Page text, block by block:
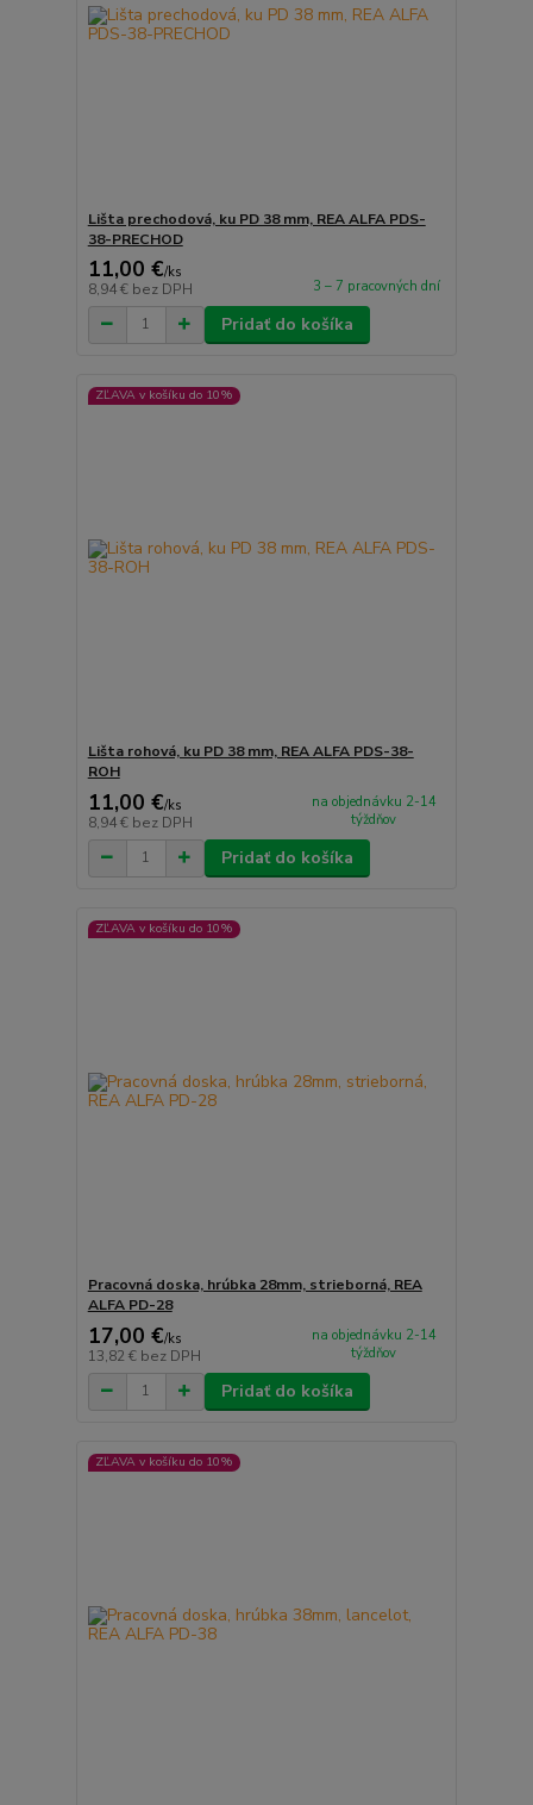
Lišta prechodová, ku PD 38 mm, REA ALFA PDS-
38-PRECHOD
11,00 €/ks
8,94 € bez DPH 3 – 7 pracovných dní
Pridať do košíka
ZĽAVA v košíku do 10%
Lišta rohová, ku PD 38 mm, REA ALFA PDS-38-
ROH
11,00 €/ks
8,94 € bez DPH
na objednávku 2-14
týždňov
Pridať do košíka
ZĽAVA v košíku do 10%
Pracovná doska, hrúbka 28mm, strieborná, REA
ALFA PD-28
17,00 €/ks
13,82 € bez DPH
na objednávku 2-14
týždňov
Pridať do košíka
ZĽAVA v košíku do 10%